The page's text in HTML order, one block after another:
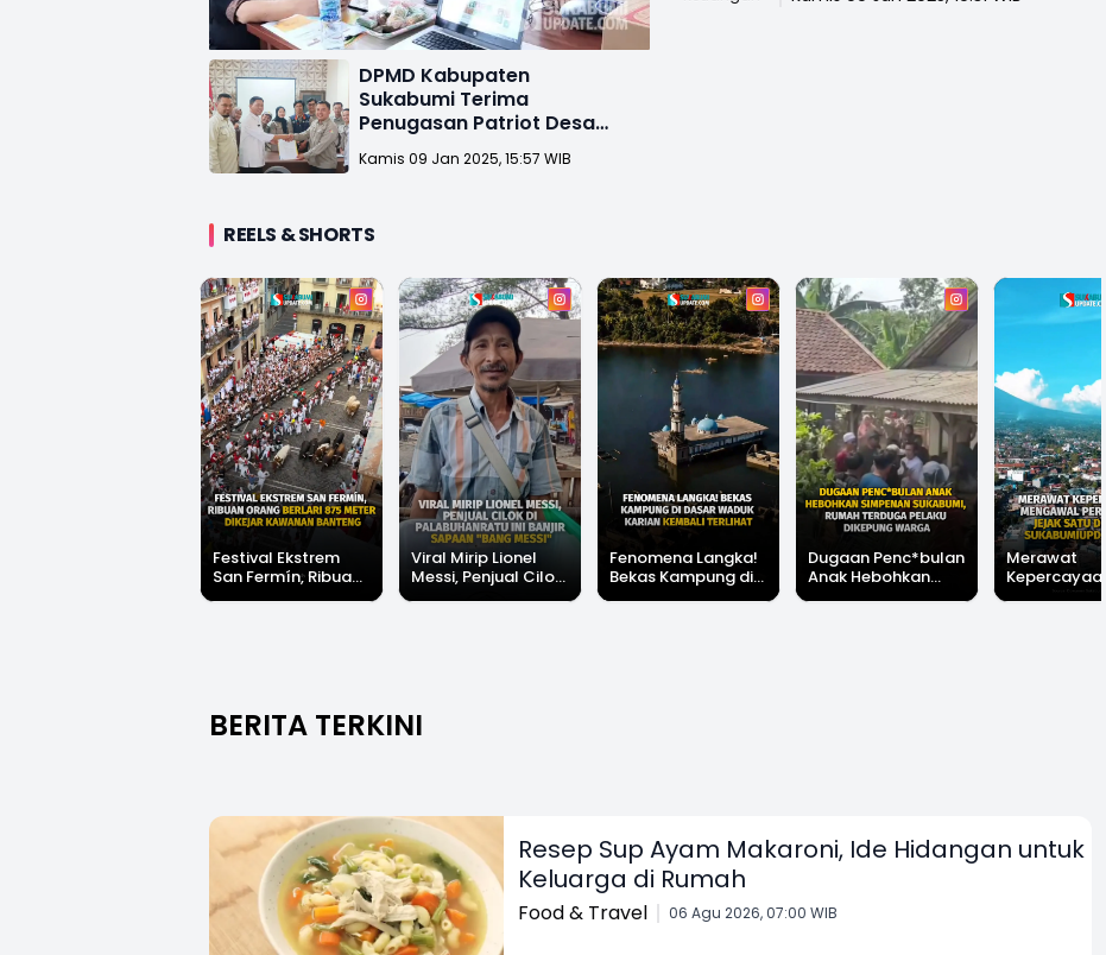
DPMD Kabupaten
Sukabumi Terima
Penugasan Patriot Desa
Jabar Tahun 2025
Kamis 09 Jan 2025, 15:57 WIB
REELS & SHORTS
Festival Ekstrem
San Fermín, Ribuan
Orang Berlari 875
Viral Mirip Lionel
Messi, Penjual Cilok
di Palabuhanratu Ini
Fenomena Langka!
Bekas Kampung di
Dasar Waduk Karian
Dugaan Penc*bulan
Anak Hebohkan
Simpenan
Merawat
Kepercayaan,
Mengawal
BERITA TERKINI
Resep Sup Ayam Makaroni, Ide Hidangan untuk
Keluarga di Rumah
Food & Travel 06 Agu 2026, 07:00 WIB